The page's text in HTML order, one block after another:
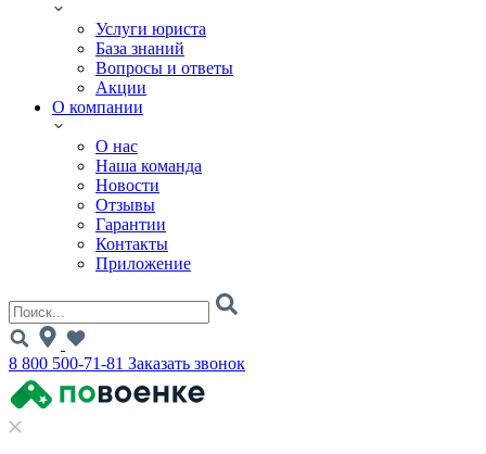
Услуги юриста
База знаний
Вопросы и ответы
Акции
О компании
О нас
Наша команда
Новости
Отзывы
Гарантии
Контакты
Приложение
8 800 500-71-81 Заказать звонок